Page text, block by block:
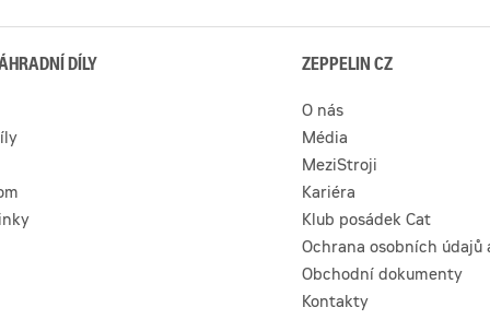
DÍLY ZEPPELIN CZ
O nás
Média
MeziStroji
Kariéra
Klub posádek Cat
Ochrana osobních údajů
Obchodní dokumenty
Kontakty